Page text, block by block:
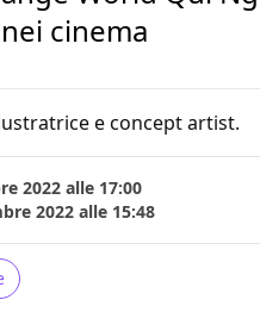
cinema
e concept artist.
2022 alle 17:00
2022 alle 15:48